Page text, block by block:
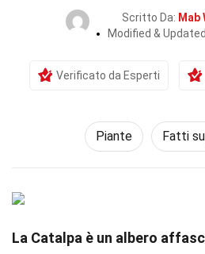
Scritto Da: Mab
Modified &
Verificato da Esperti
Piante Fatti
La Catalpa è un albero